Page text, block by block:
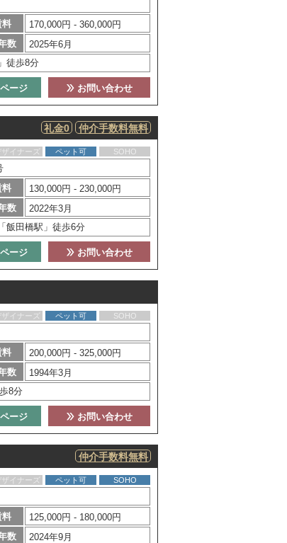
料
170,000円 - 360,000円
数
2025年6月
徒歩8分
お問い合わせ
ージ
仲介手数料無料
礼金0
ザイナーズ ペット可 SOHO
料
130,000円 - 230,000円
数
2022年3月
飯田橋駅」徒歩6分
お問い合わせ
ージ
ザイナーズ ペット可 SOHO
料
200,000円 - 325,000円
数
1994年3月
8分
お問い合わせ
ージ
仲介手数料無料
ザイナーズ ペット可 SOHO
料
125,000円 - 180,000円
数
2024年9月